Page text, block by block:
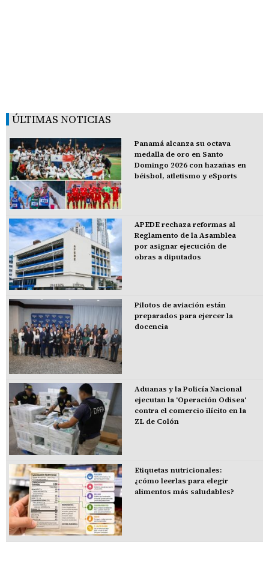
ÚLTIMAS NOTICIAS
Panamá alcanza su octava
medalla de oro en Santo
Domingo 2026 con hazañas en
béisbol, atletismo y eSports
APEDE rechaza reformas al
Reglamento de la Asamblea
por asignar ejecución de
obras a diputados
Pilotos de aviación están
preparados para ejercer la
docencia
Aduanas y la Policía Nacional
ejecutan la 'Operación Odisea'
contra el comercio ilícito en la
ZL de Colón
Etiquetas nutricionales:
¿cómo leerlas para elegir
alimentos más saludables?